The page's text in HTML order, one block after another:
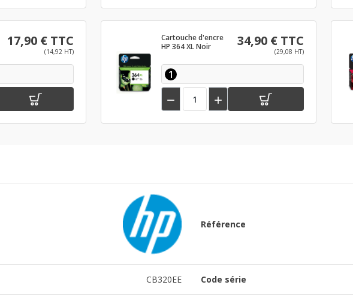
17,90 € TTC
(14,92 HT)
Cartouche d'encre
HP 364 XL Noir
34,90 € TTC
(29,08 HT)
1
 
Référence
CB320EE Code série